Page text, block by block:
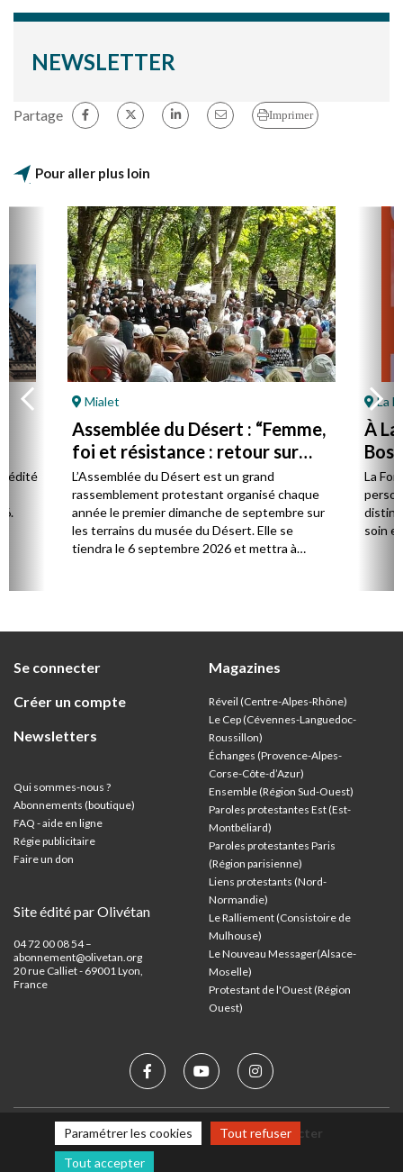
NEWSLETTER
Partage Imprimer
Pour aller plus loin
édité
Mialet
Assemblée du Désert : “Femme,
foi et résistance : retour sur
Marie Durand”
L’Assemblée du Désert est un grand
rassemblement protestant organisé chaque
année le premier dimanche de septembre sur
les terrains du musée du Désert. Elle se
tiendra le 6 septembre 2026 et mettra à
La
À
par
La
soin
Se connecter
Créer un compte
Newsletters
Qui sommes-nous ?
Abonnements (boutique)
FAQ - aide en ligne
Régie publicitaire
Faire un don
Site édité par Olivétan
04 72 00 08 54 –
abonnement@olivetan.org
20 rue Calliet - 69001 Lyon,
France
Magazines
Réveil (Centre-Alpes-Rhône)
Le Cep (Cévennes-Languedoc-
Roussillon)
Échanges (Provence-Alpes-
Corse-Côte-d’Azur)
Ensemble (Région Sud-Ouest)
Paroles protestantes Est (Est-
Montbéliard)
Paroles protestantes Paris
(Région parisienne)
Liens protestants (Nord-
Normandie)
Le Ralliement (Consistoire de
Mulhouse)
Le Nouveau Messager(Alsace-
Moselle)
Protestant de l'Ouest (Région
Ouest)
Mentions légales Nous contacter
Paramétrer les cookies
Tout refuser
Tout accepter